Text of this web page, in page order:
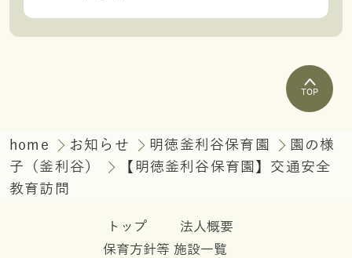
TOP
home お知らせ 明徳釜利谷保育園
園の様
子（釜利谷）
【明徳釜利谷保育園】交通安全
教育訪問
トップ
法人概要
保育方針等 施設一覧